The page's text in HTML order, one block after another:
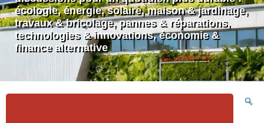
écologie, énergie, solaire, maison & jardinage,
travaux & bricolage, pannes & réparations,
technologies & innovations, économie &
finance alternative